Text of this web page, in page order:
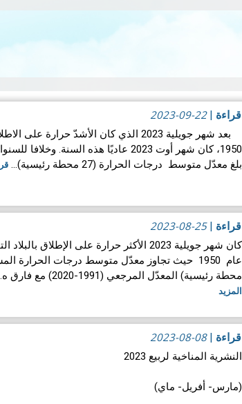
قراءة |
2023-09-22
بعد شهر جويلية 2023 الذي كان الأشدّ حرارة على
1950، كان شهر أوت 2023 عاديًا هذه السنة.
بلغ معدّل متوسط ​​درجات الحرارة (27 محطة رئيسية)…
قراءة |
2023-08-25
كان شهر جويلية 2023 الأكثر حرارة على الإطلاق
محطة رئيسية) المعدّل ​​المرجعي (1991-2020) مع فارق ه…
المزيد
قراءة |
2023-08-08
النشرية المناخية لربيع 2023
(مارس- أفريل- ماي)